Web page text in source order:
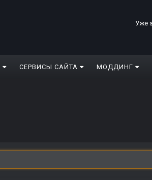
Уже
СЕРВИСЫ САЙТА МОДДИНГ